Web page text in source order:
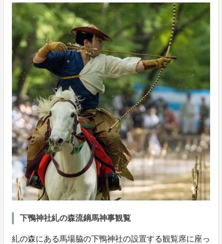
下鴨神社糺の森流鏑馬神事観覧
糺の森にある馬場脇の下鴨神社の設置する観覧席に座っ